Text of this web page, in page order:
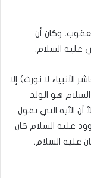
وكان أن
عليه السلام.
لا نورث) إلا
هو الولد
أن الآية التي تقول
عليه السلام كان
عليه السلام.